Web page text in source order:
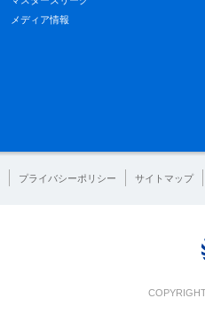
メディア情報
プライバシーポリシー サイトマップ